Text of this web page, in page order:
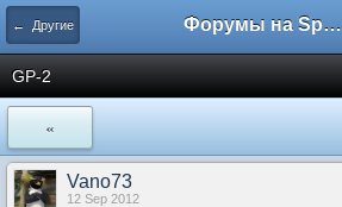
← Другие Форумы на Sportbox.ru
GP-2
«
Vano73
12 Sep 2012